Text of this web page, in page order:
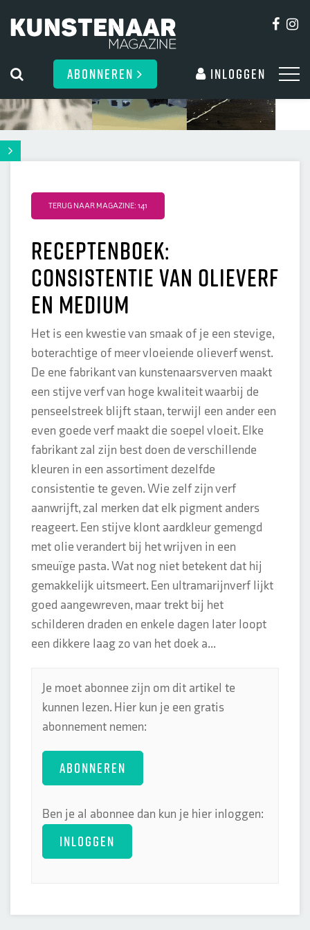
ABONNEREN Inloggen
TERUG NAAR MAGAZINE: 141
Receptenboek:
Consistentie van olieverf
en medium
Het is een kwestie van smaak of je een stevige,
boterachtige of meer vloeiende olieverf wenst.
De ene fabrikant van kunstenaarsverven maakt
een stijve verf van hoge kwaliteit waarbij de
penseelstreek blijft staan, terwijl een ander een
even goede verf maakt die soepel vloeit. Elke
fabrikant zal zijn best doen de verschillende
kleuren in een assortiment dezelfde
consistentie te geven. Wie zelf zijn verf
aanwrijft, zal merken dat elk pigment anders
reageert. Een stijve klont aardkleur gemengd
met olie verandert bij het wrijven in een
smeuïge pasta. Wat nog niet betekent dat hij
gemakkelijk uitsmeert. Een ultramarijnverf lijkt
goed aangewreven, maar trekt bij het
schilderen draden en enkele dagen later loopt
een dikkere laag zo van het doek a...
Je moet abonnee zijn om dit artikel te
kunnen lezen. Hier kun je een gratis
abonnement nemen:
ABONNEREN
Ben je al abonnee dan kun je hier inloggen:
INLOGGEN